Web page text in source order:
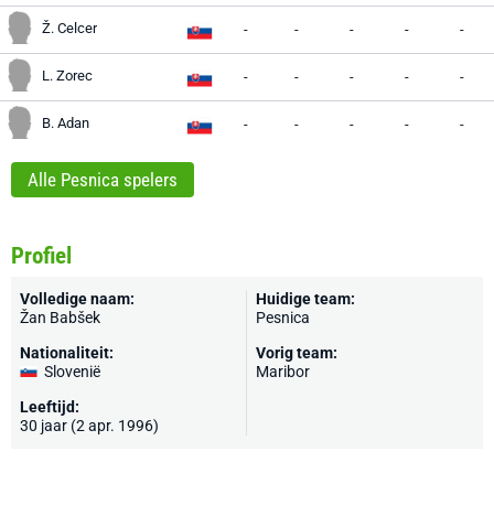
Ž. Celcer - - - - -
L. Zorec - - - - -
B. Adan - - - - -
Alle Pesnica spelers
Profiel
Volledige naam:
Žan Babšek
Nationaliteit:
Slovenië
Leeftijd:
30 jaar (2 apr. 1996)
Huidige team:
Pesnica
Vorig team:
Maribor